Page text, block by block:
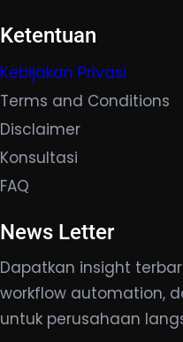
Ketentuan
Kebijakan Privasi
Terms and Conditions
Disclaimer
Konsultasi
FAQ
News Letter
Dapatkan insight
workflow automation,
untuk perusahaan